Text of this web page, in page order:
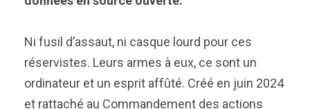
Ni fusil d’assaut, ni casque lourd pour ces
réservistes. Leurs armes à eux, ce sont un
ordinateur et un esprit affûté. Créé en juin 2024
et rattaché au Commandement des actions